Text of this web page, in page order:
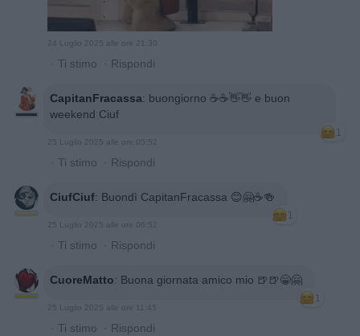
· Ti stimo · Rispondi
CapitanFracassa: buongiorno ☕️☕️👋👋 e buon
weekend Ciuf
1
· Ti stimo · Rispondi
CiufCiuf: Buondì CapitanFracassa 😊🤗☕🍻
1
· Ti stimo · Rispondi
CuoreMatto: Buona giornata amico mio 🍺🍺😁🤗
1
· Ti stimo · Rispondi